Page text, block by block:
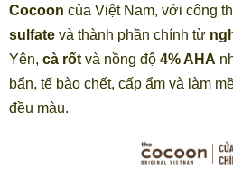
Cocoon của Việt Nam, với công
sulfate và thành phần chính từ
Yên, cà rốt và nồng độ 4% AHA
bẩn, tế bào chết, cấp ẩm và làm
đều màu.